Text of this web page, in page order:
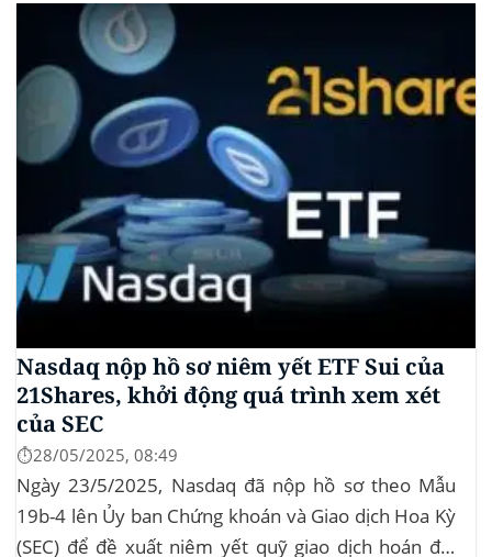
tập thể do Burwick Law đại diện, cáo buộc các công
Nasdaq nộp hồ sơ niêm yết ETF Sui của
21Shares, khởi động quá trình xem xét
của SEC
⏱️28/05/2025, 08:49
Ngày 23/5/2025, Nasdaq đã nộp hồ sơ theo Mẫu
19b-4 lên Ủy ban Chứng khoán và Giao dịch Hoa Kỳ
(SEC) để đề xuất niêm yết quỹ giao dịch hoán đổi